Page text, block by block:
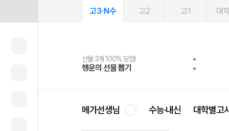
고3·N수 고2 고1 대
선물 3개 100% 당첨!
행운의 선물 뽑기
선물 100% 증정!
메가스터디 X 올리브
여름방학 스터디 캐시백
메가런 썸머스쿨
2027 러셀 단과
강사 공개선발
스마트러닝앱
설문 EVENT
메가패스
3일 무료 체험권
메가패스 수강생 무료혜택!
메가클럽 멤버십
사회공헌 캠페인
희망이룸 메가나눔
메가선생님 수능·내신 대학별고